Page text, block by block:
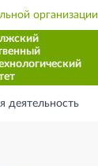
организации
деятельность